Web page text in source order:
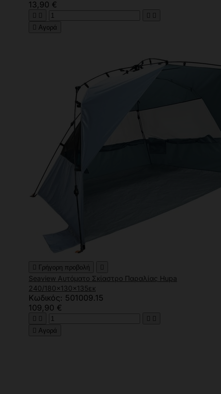
13,90 €
   
 Αγορά
 Γρήγορη προβολή 
Seaview Αυτόματο Σκίαστρο Παραλίας Hupa
240/180x130x135εκ
Κωδικός: 501009.15
109,90 €
   
 Αγορά